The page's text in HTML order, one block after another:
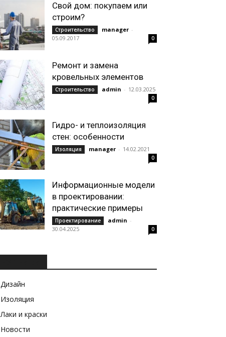
Свой дом: покупаем или
строим?
Строительство manager -
05.09.2017
0
Ремонт и замена
кровельных элементов
Строительство admin - 12.03.2025
0
Гидро- и теплоизоляция
стен: особенности
Изоляция manager - 14.02.2021
0
Информационные модели
в проектировании:
практические примеры
Проектирование admin -
30.04.2025
0
Дизайн
Изоляция
Лаки и краски
Новости